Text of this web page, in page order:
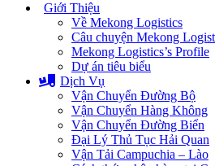
Giới Thiệu
Về Mekong Logistics
Câu chuyện Mekong
Mekong Logistics’s Profile
Dự án tiêu biểu
Dịch Vụ
Vận Chuyển Đường Bộ
Vận Chuyển Hàng Không
Vận Chuyển Đường Biển
Đại Lý Thủ Tục Hải Quan
Vận Tải Campuchia – Lào